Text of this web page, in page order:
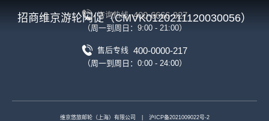
招商维京游轮闪促（CMVK0120211120030056）
咨询热线 400-6666-927
（周一到周日：9:00 - 21:00）
售后专线 400-0000-217
（周一到周日：0:00 - 24:00）
维京悠旅邮轮（上海）有限公司
沪ICP备2021009022号-2